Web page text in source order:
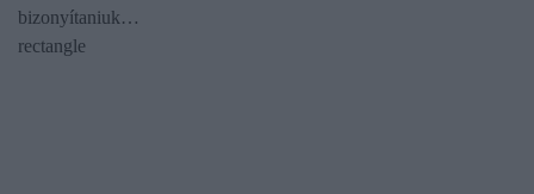
bizonyítaniuk…
rectangle